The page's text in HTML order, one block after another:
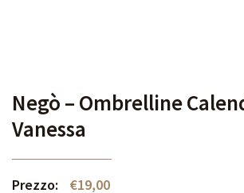
Negò – Ombrelline
Vanessa
Prezzo: €19,00